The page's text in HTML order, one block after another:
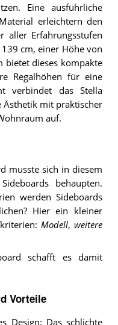
Eine ausführliche
erleichtern den
aller Erfahrungsstufen
cm, einer Höhe von
bietet dieses kompakte
Regalhöhen für eine
verbindet das Stella
Ästhetik mit praktischer
auf.
musste sich in diesem
behaupten.
werden Sideboards
Hier ein kleiner
Modell, weitere
schafft es damit
Vorteile
Design: Das schlichte